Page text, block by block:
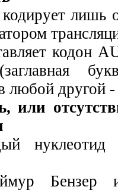
лишь
кодон
любой другой
или
нуклеотид
Бензер